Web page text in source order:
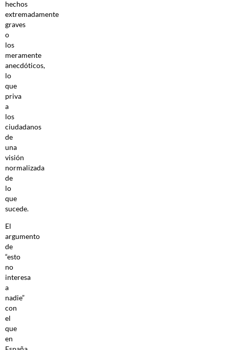
hechos
extremadamente
graves
o
los
meramente
anecdóticos,
lo
que
priva
a
los
ciudadanos
de
una
visión
normalizada
de
lo
que
sucede.
El
argumento
de
“esto
no
interesa
a
nadie”
con
el
que
en